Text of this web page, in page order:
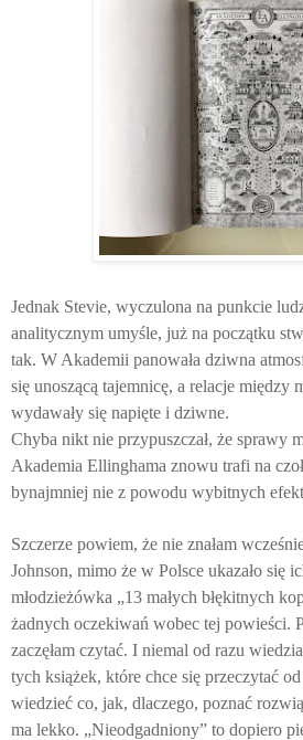
Jednak Stevie, wyczulona na punkcie
analitycznym umyśle, już na początku
tak. W Akademii panowała dziwna
się unoszącą tajemnicę, a relacje między
wydawały się napięte i dziwne.
Chyba nikt nie przypuszczał, że sprawy
Akademia Ellinghama znowu trafi na
bynajmniej nie z powodu wybitnych
Szczerze powiem, że nie znałam
Johnson, mimo że w Polsce ukazało się
młodzieżówka „13 małych błękitnych
żadnych oczekiwań wobec tej powieści.
zaczęłam czytać. I niemal od razu
tych książek, które chce się przeczytać
wiedzieć co, jak, dlaczego, poznać
ma lekko. „Nieodgadniony” to dopiero